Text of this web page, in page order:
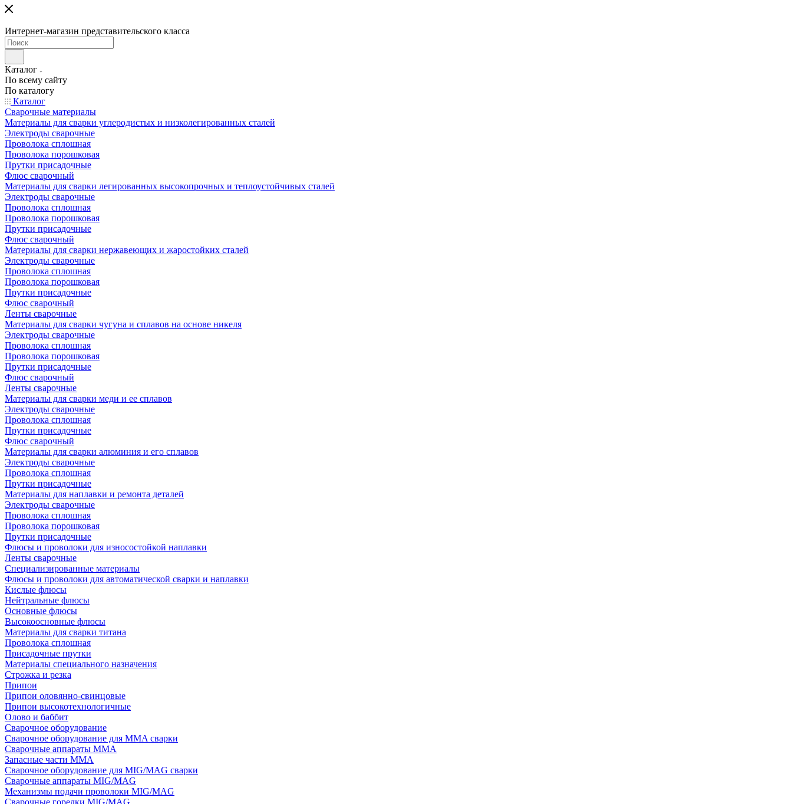
Интернет-магазин представительского класса
Каталог
По всему сайту
По каталогу
Каталог
Сварочные материалы
Материалы для сварки углеродистых и низколегированных сталей
Электроды сварочные
Проволока сплошная
Проволока порошковая
Прутки присадочные
Флюс сварочный
Материалы для сварки легированных высокопрочных и теплоустойчивых сталей
Электроды сварочные
Проволока сплошная
Проволока порошковая
Прутки присадочные
Флюс сварочный
Материалы для сварки нержавеющих и жаростойких сталей
Электроды сварочные
Проволока сплошная
Проволока порошковая
Прутки присадочные
Флюс сварочный
Ленты сварочные
Материалы для сварки чугуна и сплавов на основе никеля
Электроды сварочные
Проволока сплошная
Проволока порошковая
Прутки присадочные
Флюс сварочный
Ленты сварочные
Материалы для сварки меди и ее сплавов
Электроды сварочные
Проволока сплошная
Прутки присадочные
Флюс сварочный
Материалы для сварки алюминия и его сплавов
Электроды сварочные
Проволока сплошная
Прутки присадочные
Материалы для наплавки и ремонта деталей
Электроды сварочные
Проволока сплошная
Проволока порошковая
Прутки присадочные
Флюсы и проволоки для износостойкой наплавки
Ленты сварочные
Специализированные материалы
Флюсы и проволоки для автоматической сварки и наплавки
Кислые флюсы
Нейтральные флюсы
Основные флюсы
Высокоосновные флюсы
Материалы для сварки титана
Проволока сплошная
Присадочные прутки
Материалы специального назначения
Строжка и резка
Припои
Припои оловянно-свинцовые
Припои высокотехнологичные
Олово и баббит
Сварочное оборудование
Сварочное оборудование для MMA сварки
Сварочные аппараты MMA
Запасные части MMA
Сварочное оборудование для MIG/MAG сварки
Сварочные аппараты MIG/MAG
Механизмы подачи проволоки MIG/MAG
Сварочные горелки MIG/MAG